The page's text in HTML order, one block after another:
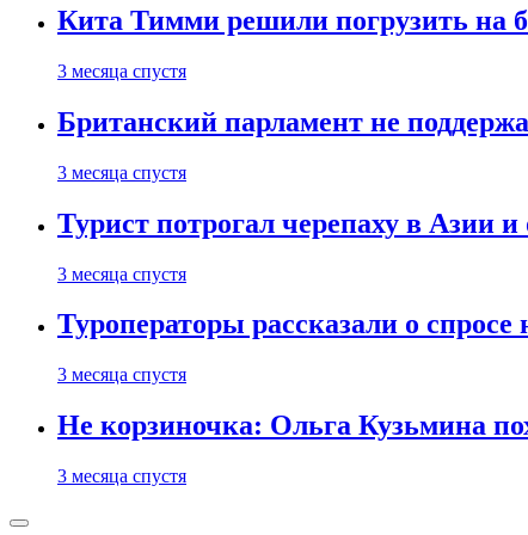
Кита Тимми решили погрузить на
3 месяца спустя
Британский парламент не
3 месяца спустя
Турист потрогал черепаху в Азии и
3 месяца спустя
Туроператоры рассказали о
3 месяца спустя
Не корзиночка: Ольга Кузьмина
3 месяца спустя